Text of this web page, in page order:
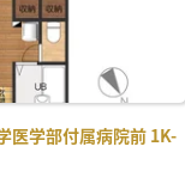
医学部付属病院前 1K-